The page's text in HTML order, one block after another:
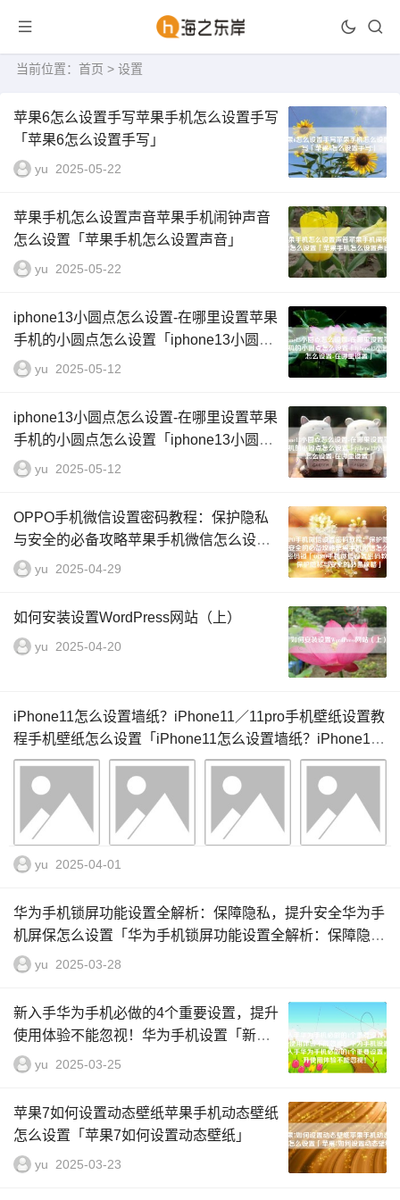
当前位置： 首页 > 设置
苹果6怎么设置手写苹果手机怎么设置手写
「苹果6怎么设置手写」
yu 2025-05-22
苹果手机怎么设置声音苹果手机闹钟声音
怎么设置「苹果手机怎么设置声音」
yu 2025-05-22
iphone13小圆点怎么设置-在哪里设置苹果
手机的小圆点怎么设置「iphone13小圆点
怎么设置-在哪里设置」
yu 2025-05-12
iphone13小圆点怎么设置-在哪里设置苹果
手机的小圆点怎么设置「iphone13小圆点
怎么设置-在哪里设置」
yu 2025-05-12
OPPO手机微信设置密码教程：保护隐私
与安全的必备攻略苹果手机微信怎么设置
密码锁「OPPO手机微信设置密码教程：
yu 2025-04-29
如何安装设置WordPress网站（上）
yu 2025-04-20
iPhone11怎么设置墙纸？iPhone11／11pro手机壁纸设置教
程手机壁纸怎么设置「iPhone11怎么设置墙纸？iPhone11
／11pro手机壁纸设置教程」
yu 2025-04-01
华为手机锁屏功能设置全解析：保障隐私，提升安全华为手
机屏保怎么设置「华为手机锁屏功能设置全解析：保障隐
私，提升安全」
yu 2025-03-28
新入手华为手机必做的4个重要设置，提升
使用体验不能忽视！华为手机设置「新入
手华为手机必做的4个重要设置，提升使用
yu 2025-03-25
苹果7如何设置动态壁纸苹果手机动态壁纸
怎么设置「苹果7如何设置动态壁纸」
yu 2025-03-23